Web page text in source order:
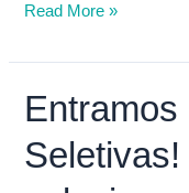
Read More »
Entramos
na
reta